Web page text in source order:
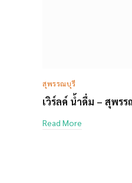
สุพรรณบุรี
เวิร์ลค์ น้ำดื่ม – สุพร
Read More